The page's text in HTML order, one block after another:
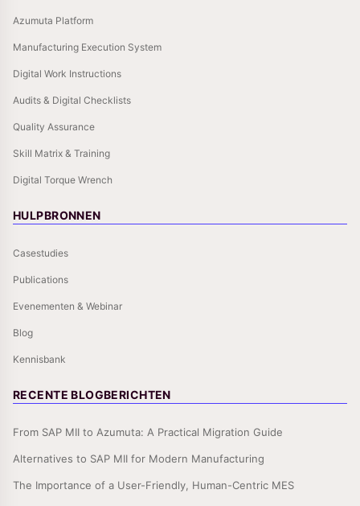
Azumuta Platform
Manufacturing Execution System
Digital Work Instructions
Audits & Digital Checklists
Quality Assurance
Skill Matrix & Training
Digital Torque Wrench
HULPBRONNEN
Casestudies
Publications
Evenementen & Webinar
Blog
Kennisbank
RECENTE BLOGBERICHTEN
From SAP MII to Azumuta: A Practical Migration Guide
Alternatives to SAP MII for Modern Manufacturing
The Importance of a User-Friendly, Human-Centric MES